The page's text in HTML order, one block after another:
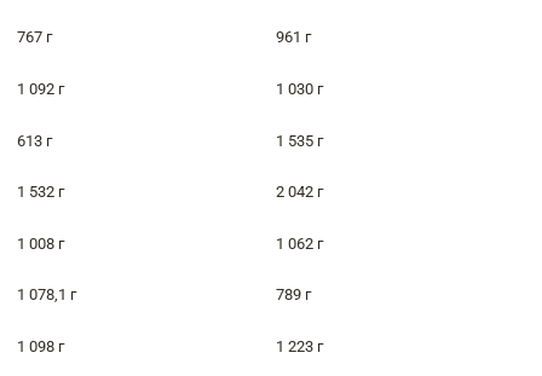
767 г 961 г
1 092 г 1 030 г
613 г 1 535 г
1 532 г 2 042 г
1 008 г 1 062 г
1 078,1 г 789 г
1 098 г 1 223 г